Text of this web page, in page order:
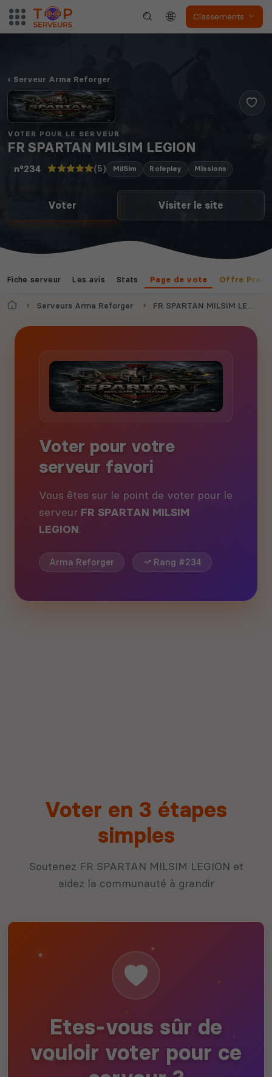
Classements
Serveur Arma Reforger
VOTER POUR LE SERVEUR
FR SPARTAN MILSIM LEGION
n°234 (5) MilSim Roleplay Missions
Voter Visiter le site
Fiche serveur Les avis Stats Page de vote Offre
AccueilServeurs Arma Reforger FR SPARTAN MILSIM LEGION
Voter pour votre
serveur favori
Vous êtes sur le point de voter pour le
serveur FR SPARTAN MILSIM
LEGION.
Arma Reforger Rang #234
Voter en 3 étapes
simples
Soutenez FR SPARTAN MILSIM LEGION et
aidez la communauté à grandir
Etes-vous sûr de
vouloir voter pour ce